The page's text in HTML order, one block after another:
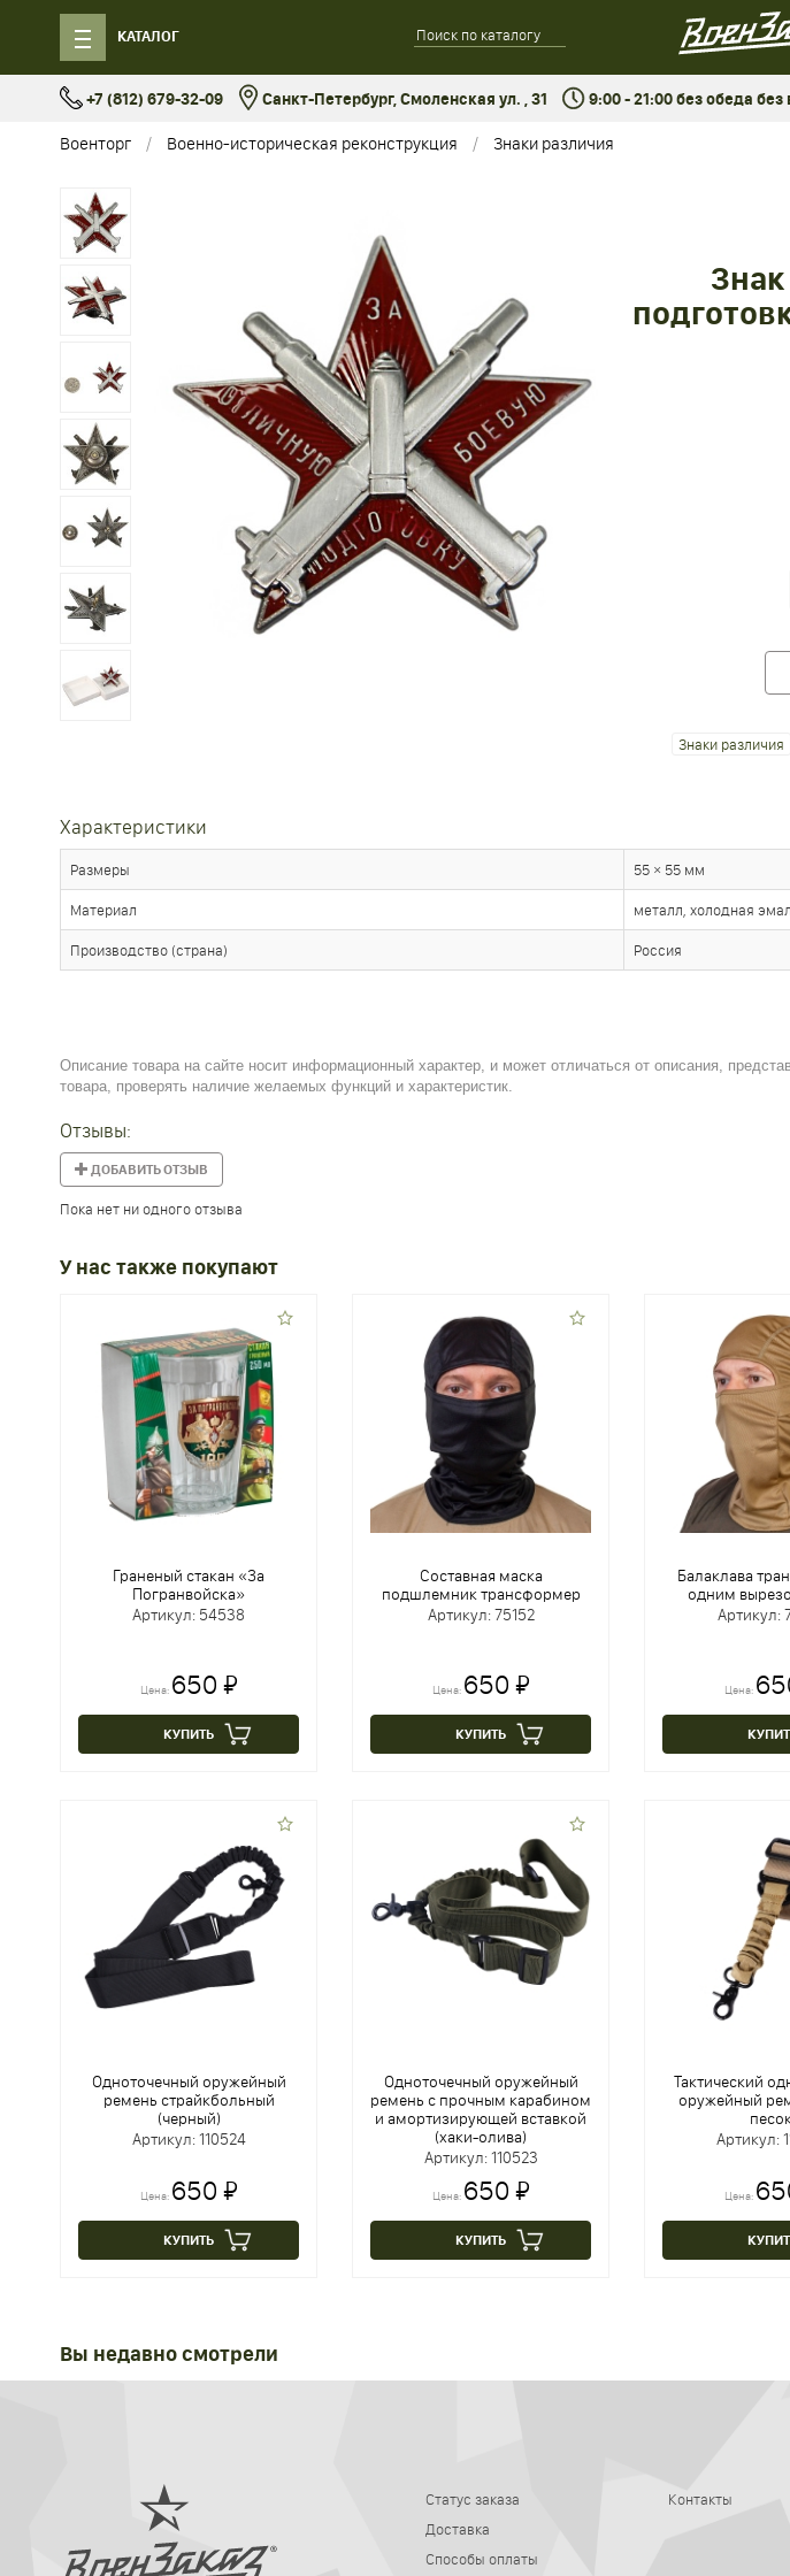
КАТАЛОГ
+7 (812) 679-32-09 Санкт-Петербург, Смоленская ул. , 31 9:00 - 21:00 без обеда
Военторг Военно-историческая реконструкция Знаки различия
Знаки различия
Характеристики
Размеры 55 × 55 мм
Материал металл, холодная
Производство (страна) Россия
Описание товара на сайте носит информационный характер, и может отличаться от описания,
товара, проверять наличие желаемых функций и характеристик.
Отзывы:
ДОБАВИТЬ ОТЗЫВ
Пока нет ни одного отзыва
У нас также покупают
Граненый стакан «За
Погранвойска»
Артикул: 54538
Цена: 650 ₽
КУПИТЬ
Составная маска
подшлемник трансформер
Артикул: 75152
Цена: 650 ₽
КУПИТЬ
Балаклава
одним
Артикул:
Цена:
Одноточечный оружейный
ремень страйкбольный
(черный)
Артикул: 110524
Цена: 650 ₽
КУПИТЬ
Одноточечный оружейный
ремень с прочным карабином
и амортизирующей вставкой
(хаки-олива)
Артикул: 110523
Цена: 650 ₽
КУПИТЬ
Тактический
оружейный
Артикул:
Цена:
Вы недавно смотрели
Статус заказа
Доставка
Способы оплаты
Контакты